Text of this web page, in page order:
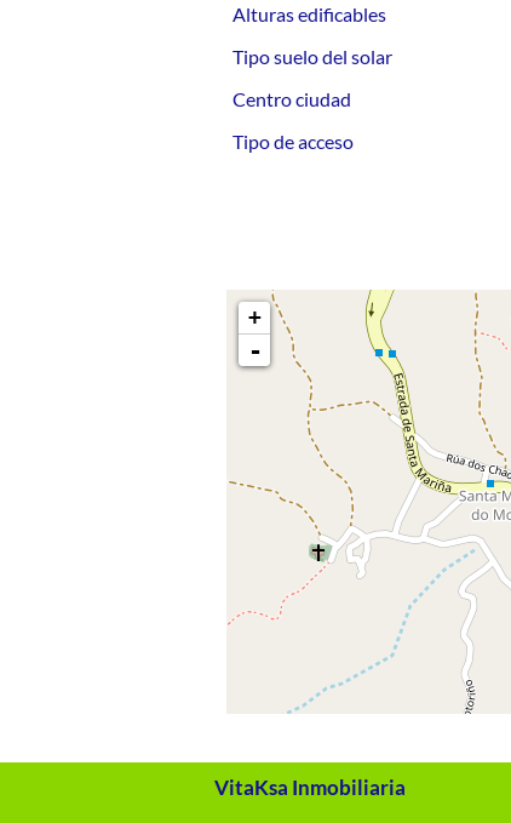
Alturas edificables
Tipo suelo del solar
Centro ciudad
Tipo de acceso
+
-
VitaKsa Inmobiliaria